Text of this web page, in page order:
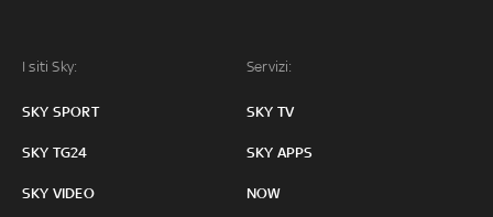
I siti Sky:
SKY SPORT
SKY TG24
SKY VIDEO
Servizi:
SKY TV
SKY APPS
NOW